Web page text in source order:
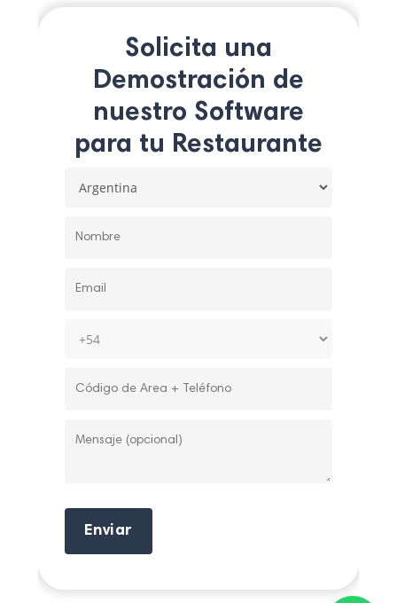
Solicita una
Demostración de
nuestro Software
para tu Restaurante
Enviar